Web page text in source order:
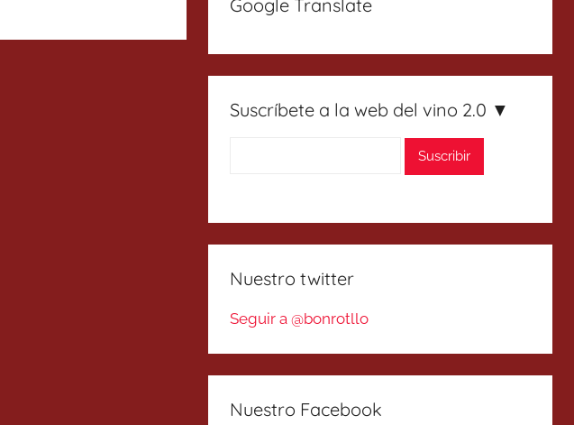
Google Translate
Suscríbete a la web del vino 2.0 ▼
Nuestro twitter
Seguir a @bonrotllo
Nuestro Facebook